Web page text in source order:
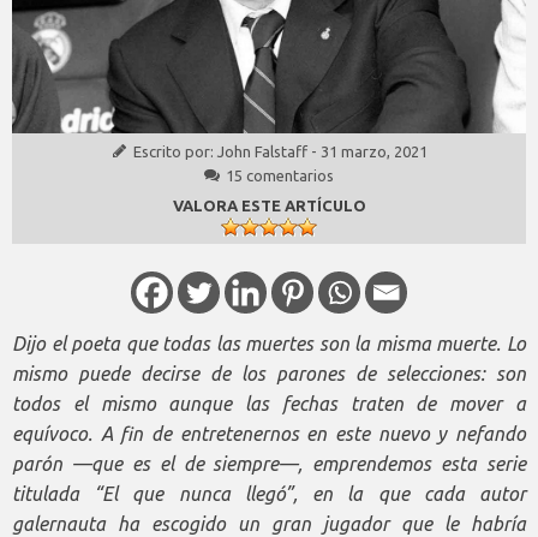
Escrito por: John Falstaff- 31 marzo, 2021
15 comentarios
VALORA ESTE ARTÍCULO
Dijo el poeta que todas las muertes son la misma muerte. Lo
mismo puede decirse de los parones de selecciones: son
todos el mismo aunque las fechas traten de mover a
equívoco. A fin de entretenernos en este nuevo y nefando
parón —que es el de siempre—, emprendemos esta serie
titulada “El que nunca llegó”, en la que cada autor
galernauta ha escogido un gran jugador que le habría